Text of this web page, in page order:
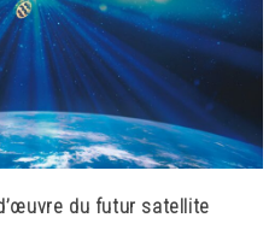
du futur satellite